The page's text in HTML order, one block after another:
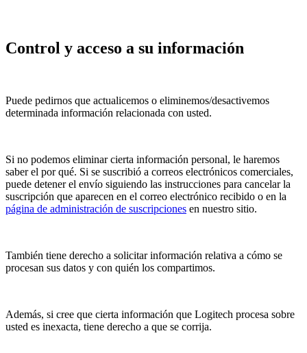
Control y acceso a su información
Puede pedirnos que actualicemos o eliminemos/desactivemos
determinada información relacionada con usted.
Si no podemos eliminar cierta información personal, le haremos
saber el por qué. Si se suscribió a correos electrónicos comerciales,
puede detener el envío siguiendo las instrucciones para cancelar la
suscripción que aparecen en el correo electrónico recibido o en la
página de administración de suscripciones en nuestro sitio.
También tiene derecho a solicitar información relativa a cómo se
procesan sus datos y con quién los compartimos.
Además, si cree que cierta información que Logitech procesa sobre
usted es inexacta, tiene derecho a que se corrija.